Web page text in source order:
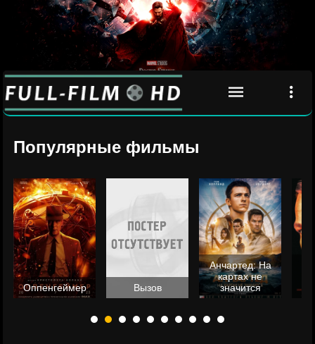
Популярные фильмы
Оппенгеймер Вызов
Анчартед: На
картах не
значится